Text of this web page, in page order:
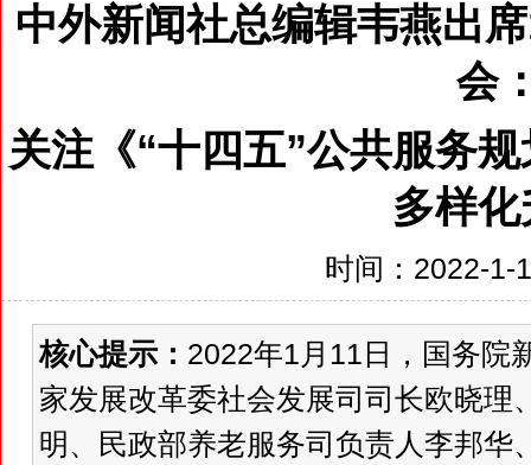
中外新闻社总编辑韦燕出
会
关注《“十四五”公共服务
多样
时间：2022-1-
核心提示： 2022年1月11日，国务院
家发展改革委社会发展司司长欧晓理
明、民政部养老服务司负责人李邦华